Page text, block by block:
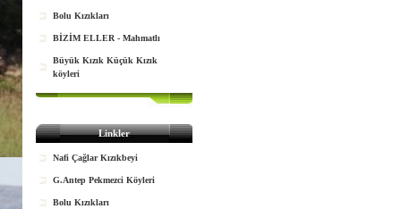
Bolu Kızıkları
BİZİM ELLER - Mahmatlı
Büyük Kızık Küçük Kızık
köyleri
Linkler
Nafi Çağlar Kızıkbeyi
G.Antep Pekmezci Köyleri
Bolu Kızıkları